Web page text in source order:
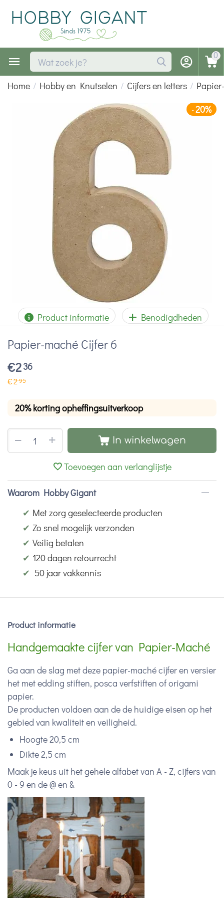
0
Home / Hobby en Knutselen / Cijfers en letters /
-20%
Product informatie Benodigdheden
Papier-maché Cijfer 6
€236
€295
20% korting opheffingsuitverkoop
+
− In winkelwagen
Toevoegen aan verlanglijstje
Waarom Hobby Gigant
✔ Met zorg geselecteerde producten
✔ Zo snel mogelijk verzonden
✔ Veilig betalen
✔ 120 dagen retourrecht
✔ 50 jaar vakkennis
Product informatie
Handgemaakte cijfer van Papier-Maché
Ga aan de slag met deze papier-maché cijfer en versier
het met edding stiften, posca verfstiften of origami
papier.
De producten voldoen aan de de huidige eisen op het
gebied van kwaliteit en veiligheid.
Hoogte 20,5 cm
Dikte 2,5 cm
Maak je keus uit het gehele alfabet van A - Z, cijfers van
0 - 9 en de @ en &